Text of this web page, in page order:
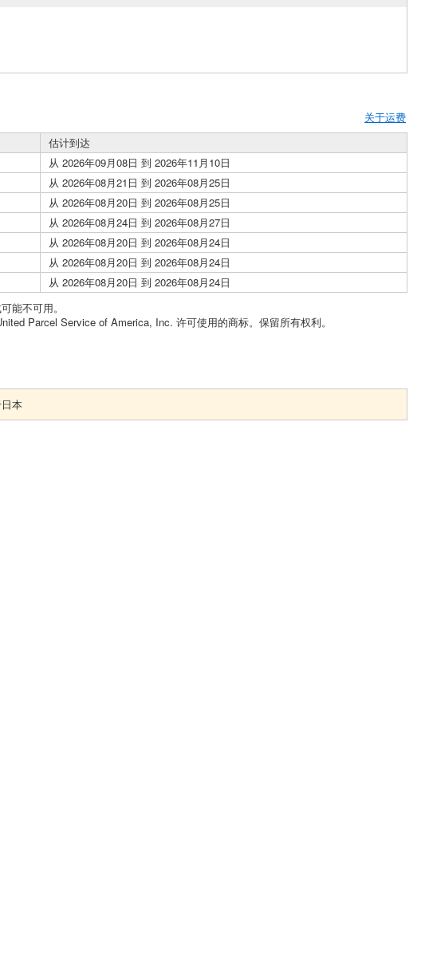
关于运费
估计到达
从 2026年09月08日 到 2026年11月10日
从 2026年08月21日 到 2026年08月25日
从 2026年08月20日 到 2026年08月25日
从 2026年08月24日 到 2026年08月27日
从 2026年08月20日 到 2026年08月24日
从 2026年08月20日 到 2026年08月24日
从 2026年08月20日 到 2026年08月24日
能不可用。
Parcel Service of America, Inc. 许可使用的商标。保留所有权利。
本